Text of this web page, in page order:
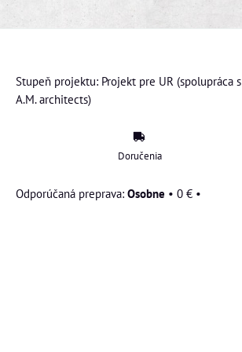
Stupeň projektu: Projekt pre UR (spolupráca s
A.M. architects)
Doručenia
Osobne • 0 € •